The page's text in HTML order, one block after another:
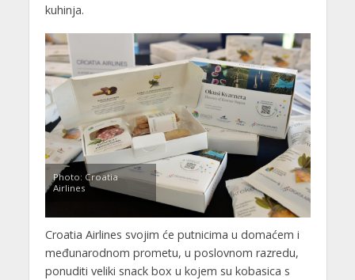
kuhinja.
Photo: Croatia
Airlines
Croatia Airlines svojim će putnicima u domaćem i
međunarodnom prometu, u poslovnom razredu,
ponuditi veliki snack box u kojem su kobasica s